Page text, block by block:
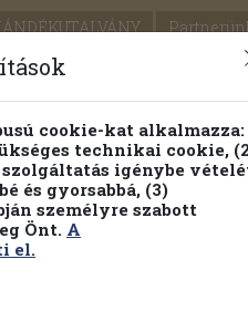
SEGÍTSÉG
FENNTARTHATÓ
Témaköri fa
cookie-kat alkalmazza:
technikai cookie,
igénybe
és gyorsabbá, (3)
személyre szabott
Önt. A
el.